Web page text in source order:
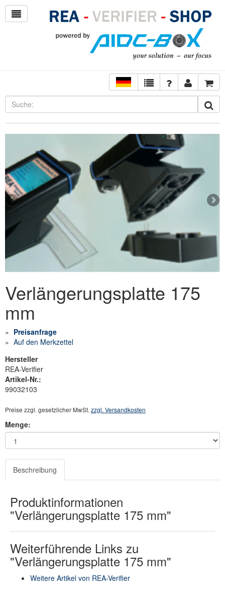
Verlängerungsplatte 175
mm
Preisanfrage
Auf den Merkzettel
Hersteller
REA-Verifier
Artikel-Nr.:
99032103
Preise zzgl. gesetzlicher MwSt. zzgl. Versandkosten
Menge:
Beschreibung
Produktinformationen
"Verlängerungsplatte 175 mm"
Weiterführende Links zu
"Verlängerungsplatte 175 mm"
Weitere Artikel von REA-Verifier